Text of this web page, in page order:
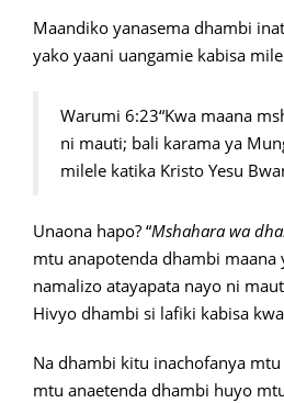
Maandiko yanasema dhambi
yako yaani uangamie kabisa
Warumi 6:23“Kwa maana
ni mauti; bali karama ya
milele katika Kristo Yesu
Unaona hapo? “Mshahara wa
mtu anapotenda dhambi maana
namalizo atayapata nayo ni
Hivyo dhambi si lafiki kabisa
Na dhambi kitu inachofanya
mtu anaetenda dhambi huyo